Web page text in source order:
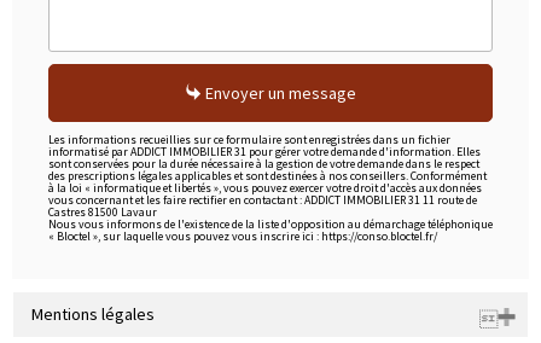
Envoyer un message
Les informations recueillies sur ce formulaire sont enregistrées dans un fichier
informatisé par ADDICT IMMOBILIER 31 pour gérer votre demande d'information. Elles
sont conservées pour la durée nécessaire à la gestion de votre demande dans le respect
des prescriptions légales applicables et sont destinées à nos conseillers. Conformément
à la loi « informatique et libertés », vous pouvez exercer votre droit d'accès aux données
vous concernant et les faire rectifier en contactant : ADDICT IMMOBILIER 31 11 route de
Castres 81500 Lavaur
Nous vous informons de l'existence de la liste d'opposition au démarchage téléphonique
« Bloctel », sur laquelle vous pouvez vous inscrire ici : https://conso.bloctel.fr/
Mentions légales